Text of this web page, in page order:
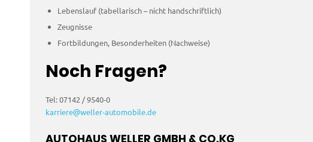
Lebenslauf (tabellarisch – nicht handschriftlich)
Zeugnisse
Fortbildungen, Besonderheiten (Nachweise)
Noch Fragen?
Tel: 07142 / 9540-0
karriere@weller-automobile.de
AUTOHAUS WELLER GMBH & CO.KG